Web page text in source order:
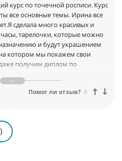
курс по точечной росписи. Курс
все основные темы. Ирина все
сделала много красивых и
тарелочки, которые можно
и будут украшением
котором мы покажем свои
получим диплом по
если понадобиться твоя
Помог ли отзыв? 0